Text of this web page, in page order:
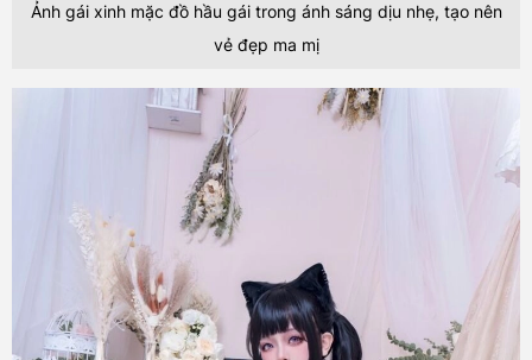
Ảnh gái xinh mặc đồ hầu gái trong ánh sáng dịu nhẹ, tạo nên
vẻ đẹp ma mị